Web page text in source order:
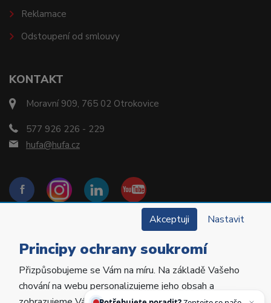
KONTAKT
Moravní 909, 765 02 Otrokovice
577 926 226 - 229
hufa@hufa.cz
Reklamace
Odstoupení od smlouvy
Copyright © 2022 Hu-Fa Dental a.s. Všechna práva
vyhrazena.
Akceptuji Nastavit
Principy ochrany soukromí
Přizpůsobujeme se Vám na míru. Na základě Vašeho
chování na webu personalizujeme jeho obsah a
Potřebujete poradit?Zeptejte se našeho